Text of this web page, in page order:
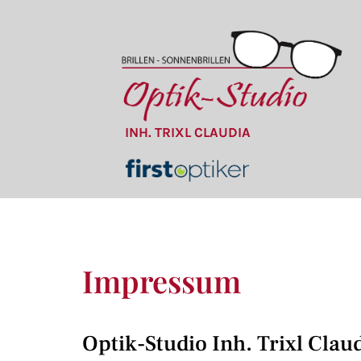
INH. TRIXL CLAUDIA
Impressum
Optik-Studio Inh. Trixl